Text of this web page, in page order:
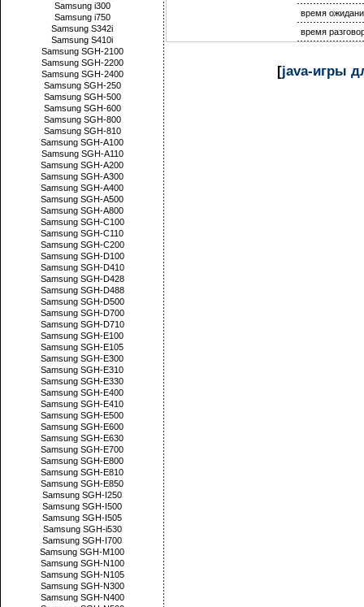
Samsung i300
Samsung i750
Samsung S342i
Samsung S410i
Samsung SGH-2100
Samsung SGH-2200
Samsung SGH-2400
Samsung SGH-250
Samsung SGH-500
Samsung SGH-600
Samsung SGH-800
Samsung SGH-810
Samsung SGH-A100
Samsung SGH-A110
Samsung SGH-A200
Samsung SGH-A300
Samsung SGH-A400
Samsung SGH-A500
Samsung SGH-A800
Samsung SGH-C100
Samsung SGH-C110
Samsung SGH-C200
Samsung SGH-D100
Samsung SGH-D410
Samsung SGH-D428
Samsung SGH-D488
Samsung SGH-D500
Samsung SGH-D700
Samsung SGH-D710
Samsung SGH-E100
Samsung SGH-E105
Samsung SGH-E300
Samsung SGH-E310
Samsung SGH-E330
Samsung SGH-E400
Samsung SGH-E410
Samsung SGH-E500
Samsung SGH-E600
Samsung SGH-E630
Samsung SGH-E700
Samsung SGH-E800
Samsung SGH-E810
Samsung SGH-E850
Samsung SGH-I250
Samsung SGH-I500
Samsung SGH-I505
Samsung SGH-i530
Samsung SGH-I700
Samsung SGH-M100
Samsung SGH-N100
Samsung SGH-N105
Samsung SGH-N300
Samsung SGH-N400
время
время
[java-игры